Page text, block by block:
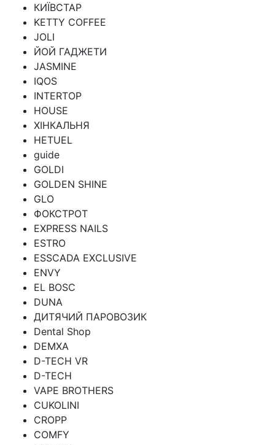
КИЇВСТАР
KETTY COFFEE
JOLI
ЙОЙ ГАДЖЕТИ
JASMINE
IQOS
INTERTOP
HOUSE
ХІНКАЛЬНЯ
HETUEL
guide
GOLDI
GOLDEN SHINE
GLO
ФОКСТРОТ
EXPRESS NAILS
ESTRO
ESSCADA EXCLUSIVE
ENVY
EL BOSC
DUNA
ДИТЯЧИЙ ПАРОВОЗИК
Dental Shop
DEMXA
D-TECH VR
D-TECH
VAPE BROTHERS
CUKOLINI
CROPP
COMFY